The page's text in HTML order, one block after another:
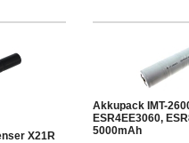
X21R
Akkupack IMT-
ESR4EE3060,
5000mAh